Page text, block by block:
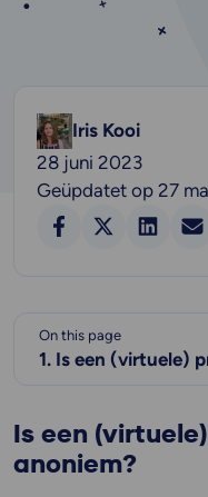
On this page
1. Is een (virtuele)
Iris Kooi
28 juni 2023
Geüpdatet op 27
Is een
anoniem?